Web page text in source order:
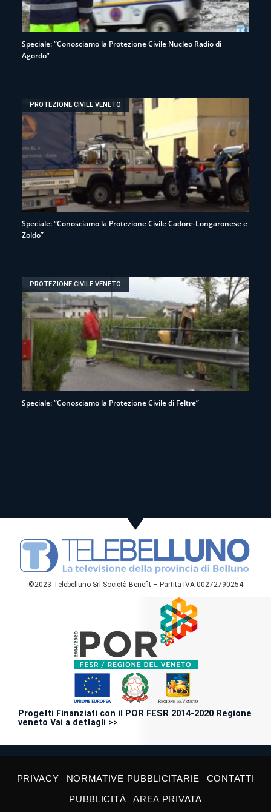
Speciale: “Conosciamo la Protezione Civile Nucleo Radio di
Agordo”
PROTEZIONE CIVILE VENETO
Speciale: “Conosciamo la Protezione Civile Cadore-Longaronese e
Zoldo”
PROTEZIONE CIVILE VENETO
Speciale: “Conosciamo la Protezione Civile di Feltre”
©2023 Telebelluno Srl Società Benefit – Partita IVA 00272790254
Progetti Finanziati con il POR FESR 2014-2020 Regione
veneto Vai a dettagli >>
PRIVACY NORMATIVE PUBBLICITARIE
CONTATTI
PUBBLICITÀ
AREA PRIVATA